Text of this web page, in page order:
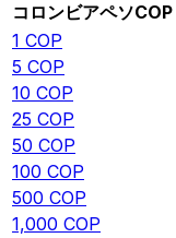
コロンビアペソCOP
1 COP
5 COP
10 COP
25 COP
50 COP
100 COP
500 COP
1,000 COP